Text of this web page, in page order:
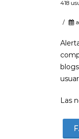
418
/
Las